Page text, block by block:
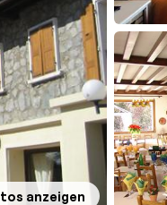
anzeigen